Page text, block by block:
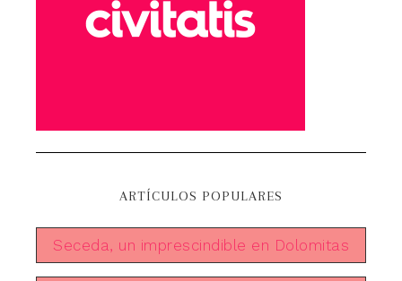
ARTÍCULOS POPULARES
Seceda, un imprescindible en Dolomitas